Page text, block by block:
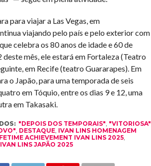
para viajar a Las Vegas, em
viajando pelo país e pelo exterior com
celebra os 80 anos de idade e 60 de
mês, ele estará em Fortaleza (Teatro
em Recife (teatro Guararapes). Em
o Japão, para uma temporada de seis
em Tóquio, entre os dias 9 e 12, uma
em Takasaki.
"DEPOIS DOS TEMPORAIS", "VITORIOSA"
, DESTAQUE, IVAN LINS HOMENAGEM
ACHIEVEMENT IVAN LINS 2025,
LINS JAPÃO 2025